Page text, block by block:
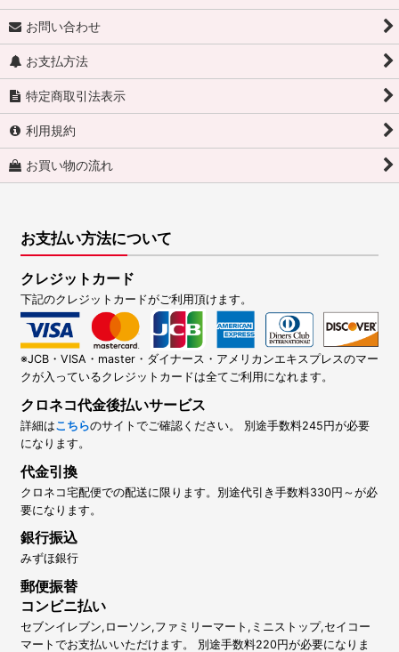
お問い合わせ
お支払方法
特定商取引法表示
利用規約
お買い物の流れ
お支払い方法について
クレジットカード
下記のクレジットカードがご利用頂けます。
※JCB・VISA・master・ダイナース・アメリカンエキスプレスのマー
クが入っているクレジットカードは全てご利用になれます。
クロネコ代金後払いサービス
詳細はこちらのサイトでご確認ください。 別途手数料245円が必要
になります。
代金引換
クロネコ宅配便での配送に限ります。別途代引き手数料330円～が必
要になります。
銀行振込
みずほ銀行
郵便振替
コンビニ払い
セブンイレブン,ローソン,ファミリーマート,ミニストップ,セイコー
マートでお支払いいただけます。 別途手数料220円が必要になりま